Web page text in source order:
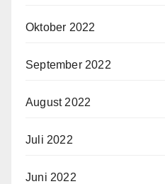
Oktober 2022
September 2022
August 2022
Juli 2022
Juni 2022